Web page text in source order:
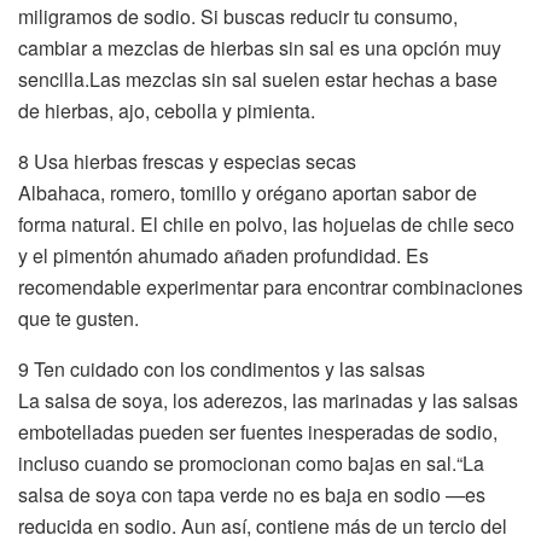
miligramos de sodio. Si buscas reducir tu consumo,
cambiar a mezclas de hierbas sin sal es una opción muy
sencilla.Las mezclas sin sal suelen estar hechas a base
de hierbas, ajo, cebolla y pimienta.
8 Usa hierbas frescas y especias secas
Albahaca, romero, tomillo y orégano aportan sabor de
forma natural. El chile en polvo, las hojuelas de chile seco
y el pimentón ahumado añaden profundidad. Es
recomendable experimentar para encontrar combinaciones
que te gusten.
9 Ten cuidado con los condimentos y las salsas
La salsa de soya, los aderezos, las marinadas y las salsas
embotelladas pueden ser fuentes inesperadas de sodio,
incluso cuando se promocionan como bajas en sal.“La
salsa de soya con tapa verde no es baja en sodio —es
reducida en sodio. Aun así, contiene más de un tercio del